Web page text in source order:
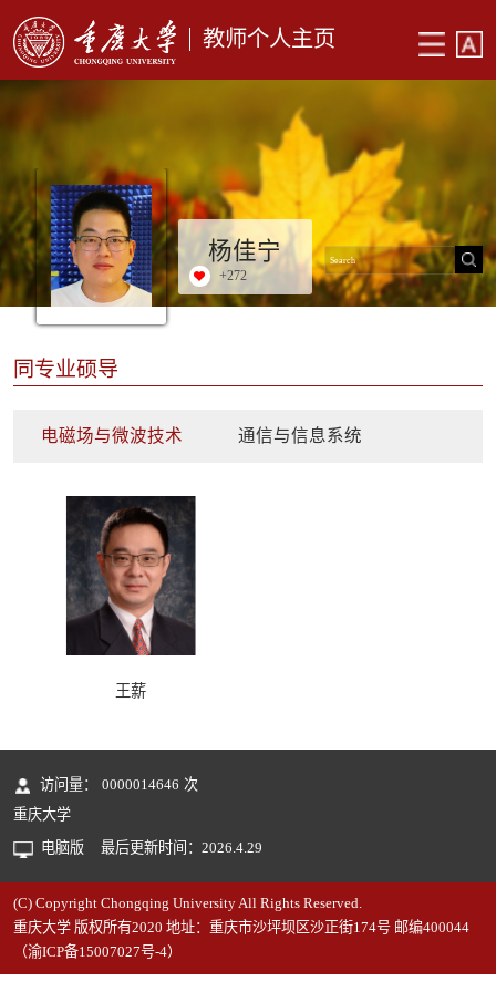
教师个人主页
杨佳宁
+272
同专业硕导
电磁场与微波技术 通信与信息系统
王薪
访问量： 0000014646 次
重庆大学
电脑版
最后更新时间： 2026.4.29
(C) Copyright Chongqing University All Rights Reserved.
重庆大学 版权所有2020 地址：重庆市沙坪坝区沙正街174号 邮编400044
（渝ICP备15007027号-4）